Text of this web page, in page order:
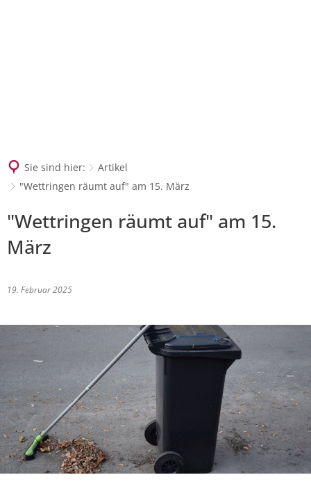
Sie sind hier:
Artikel
"Wettringen räumt auf" am 15. März
"Wettringen räumt auf" am 15.
März
19. Februar 2025